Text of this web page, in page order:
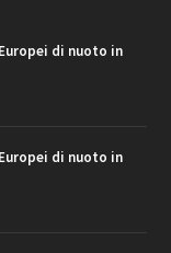
di nuoto in
di nuoto in